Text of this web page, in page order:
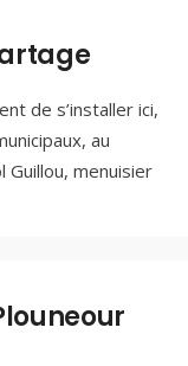
de s’installer ici,
au
Guillou, menuisier